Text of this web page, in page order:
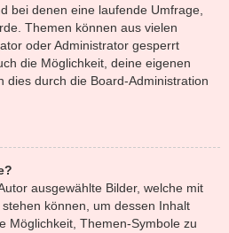
bei denen eine laufende Umfrage,
Themen können aus vielen
oder Administrator gesperrt
die Möglichkeit, deine eigenen
dies durch die Board-Administration
ausgewählte Bilder, welche mit
können, um dessen Inhalt
Möglichkeit, Themen-Symbole zu